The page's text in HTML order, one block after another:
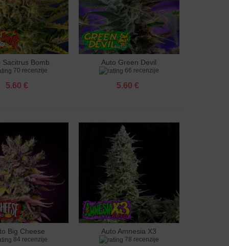
u košaricu
Sacitrus Bomb
70 recenzije
5.60 €
Dodaj u košaricu
Auto Green Devil
feminizirano sjeme
66 recenzije
5.60 €
u košaricu
Big Cheese
sjeme
84 recenzije
Dodaj u košaricu
Auto Amnesia X3
feminizirano sjeme
78 recenzije